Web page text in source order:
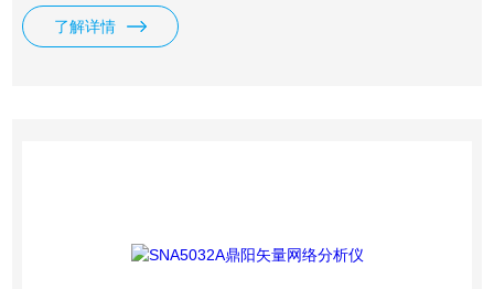
一键测量，支持端口阻抗转换、端口扩展功能，支持极限测
试、纹波测试功能，支持夹具仿真和去嵌入功能，支持线性频
了解详情